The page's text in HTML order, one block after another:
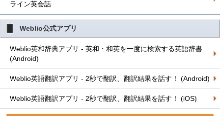
ライン英会話
Weblio公式アプリ
Weblio英和辞典アプリ - 英和・和英を一度に検索する英語辞書
(Android)
Weblio英語翻訳アプリ - 2秒で翻訳、翻訳結果を話す！ (Android)
Weblio英語翻訳アプリ - 2秒で翻訳、翻訳結果を話す！ (iOS)